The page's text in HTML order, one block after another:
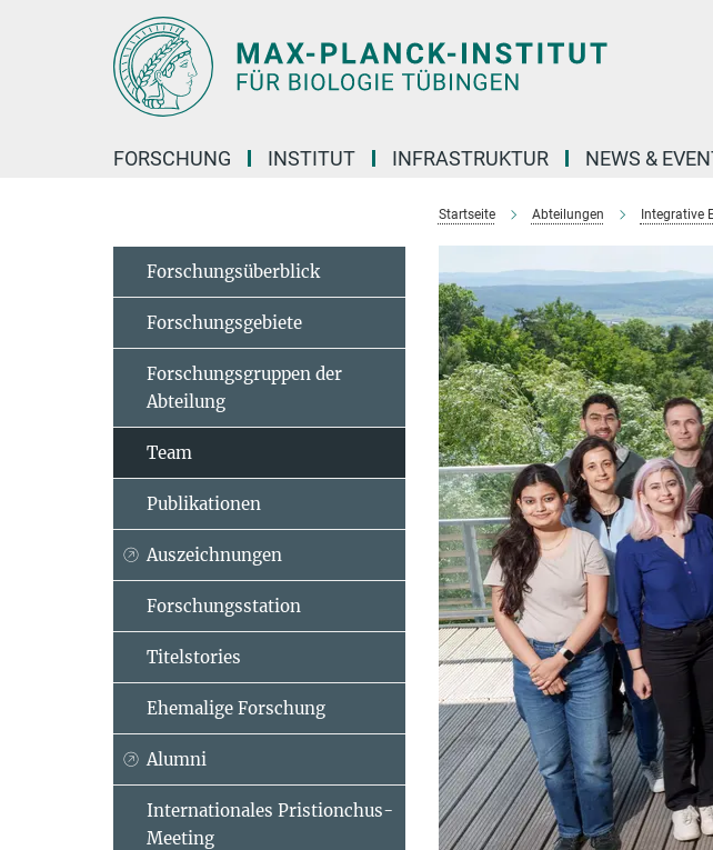
FORSCHUNG INSTITUT INFRASTRUKTUR NEWS &
Startseite Abteilungen Integrative
Forschungsüberblick
Forschungsgebiete
Forschungsgruppen der
Abteilung
Team
Publikationen
Auszeichnungen
Forschungsstation
Titelstories
Ehemalige Forschung
Alumni
Internationales Pristionchus-
Meeting